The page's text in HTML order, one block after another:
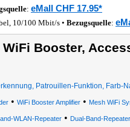
: eMall CHF 17.95*
10/100 Mbit/s • Bezugsquelle:
Booster,
Patrouillen-Funktion, Farb-
• WiFi Booster Amplifier • Mesh WiFi
WLAN-Repeater• Dual-Band-